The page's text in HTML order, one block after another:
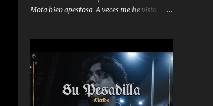
Mota bien apestosa A veces me he visto
me mandó yo tengo el control a todos yo les
paro el dedo soy hocicon un malcriado un
malandrón Que Les importa no saben nada
falsas las risas las que me miran hay gente